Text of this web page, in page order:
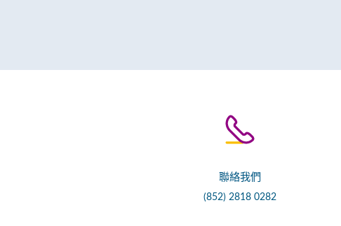
聯絡我們
(852) 2818 0282